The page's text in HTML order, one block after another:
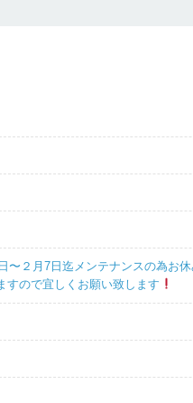
〜２月7日迄メンテナンスの為お
すので宜しくお願い致します